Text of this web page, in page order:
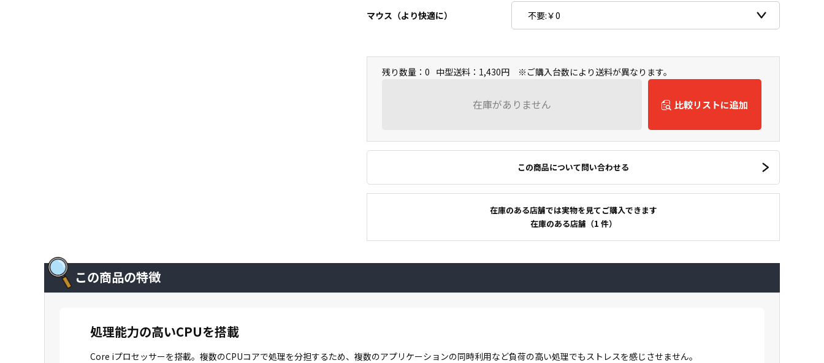
マウス（より快適に）
残り数量：0 中型送料：1,430円 ※ご購入台数により送料が異なります。
在庫がありません 比較リストに追加
この商品について問い合わせる
在庫のある店舗では実物を見てご購入できます
在庫のある店舗（1 件）
この商品の特徴
処理能力の高いCPUを搭載
Core iプロセッサーを搭載。複数のCPUコアで処理を分担するため、複数のアプリケーションの同時利用など負荷の高い処理でもストレスを感じさせません。